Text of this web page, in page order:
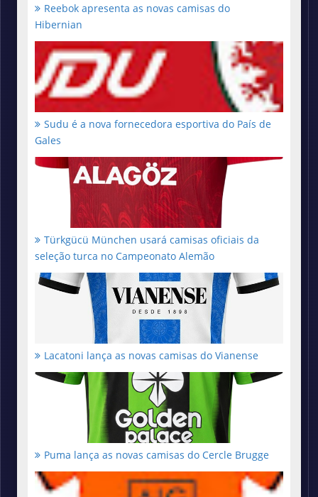
Reebok apresenta as novas camisas do
Hibernian
Sudu é a nova fornecedora esportiva do País de
Gales
Türkgücü München usará camisas oficiais da
seleção turca no Campeonato Alemão
Lacatoni lança as novas camisas do Vianense
Puma lança as novas camisas do Cercle Brugge